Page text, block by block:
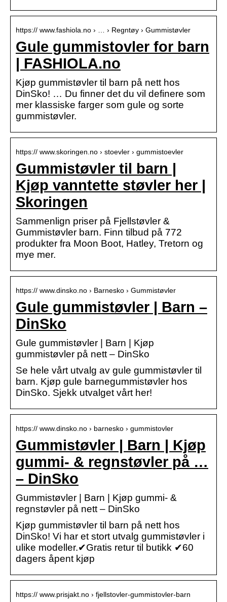
https:// www.fashiola.no › … › Regntøy › Gummistøvler
Gule gummistovler for barn
| FASHIOLA.no
Kjøp gummistøvler til barn på nett hos
DinSko! … Du finner det du vil definere som
mer klassiske farger som gule og sorte
gummistøvler.
https:// www.skoringen.no › stoevler › gummistoevler
Gummistøvler til barn |
Kjøp vanntette støvler her |
Skoringen
Sammenlign priser på Fjellstøvler &
Gummistøvler barn. Finn tilbud på 772
produkter fra Moon Boot, Hatley, Tretorn og
mye mer.
https:// www.dinsko.no › Barnesko › Gummistøvler
Gule gummistøvler | Barn –
DinSko
Gule gummistøvler | Barn | Kjøp
gummistøvler på nett – DinSko
Se hele vårt utvalg av gule gummistøvler til
barn. Kjøp gule barnegummistøvler hos
DinSko. Sjekk utvalget vårt her!
https:// www.dinsko.no › barnesko › gummistovler
Gummistøvler | Barn | Kjøp
gummi- & regnstøvler på …
– DinSko
Gummistøvler | Barn | Kjøp gummi- &
regnstøvler på nett – DinSko
Kjøp gummistøvler til barn på nett hos
DinSko! Vi har et stort utvalg gummistøvler i
ulike modeller.✔Gratis retur til butikk ✔60
dagers åpent kjøp
https:// www.prisjakt.no › fjellstovler-gummistovler-barn